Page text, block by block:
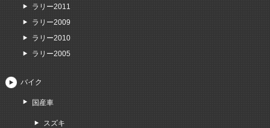
ラリー2011
ラリー2009
ラリー2010
ラリー2005
バイク
国産車
スズキ